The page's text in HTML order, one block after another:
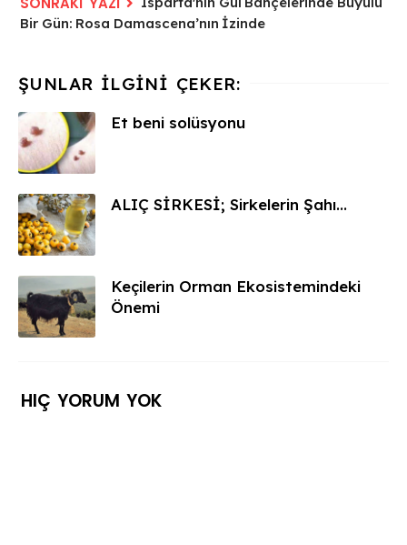
Bir Gün: Rosa Damascena’nın İzinde
Et beni solüsyonu
ALIÇ SİRKESİ; Sirkelerin Şahı...
Keçilerin Orman Ekosistemindeki
Önemi
HIÇ YORUM YOK